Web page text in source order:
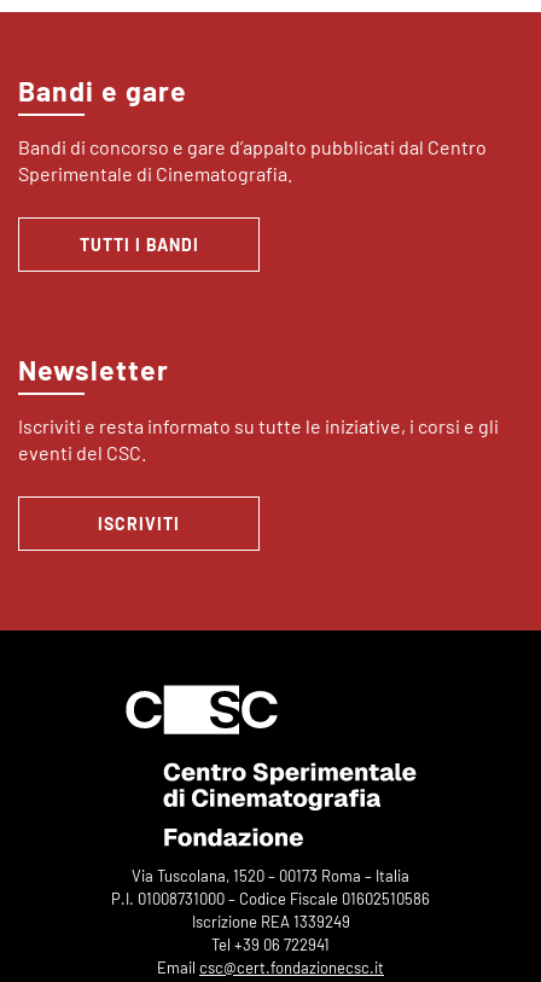
Bandi e gare
Bandi di concorso e gare d’appalto pubblicati dal Centro
Sperimentale di Cinematografia.
TUTTI I BANDI
Newsletter
Iscriviti e resta informato su tutte le iniziative, i corsi e gli
eventi del CSC.
ISCRIVITI
Via Tuscolana, 1520 – 00173 Roma – Italia
P.I. 01008731000 – Codice Fiscale 01602510586
Iscrizione REA 1339249
Tel +39 06 722941
Email csc@cert.fondazionecsc.it